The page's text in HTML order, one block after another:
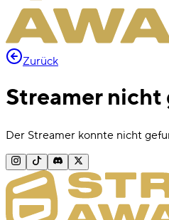
Zurück
Streamer nicht
Der Streamer konnte nicht